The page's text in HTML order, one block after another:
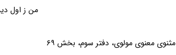
من ز اول
مثنوی معنوی مولوی، دفتر سوم، بخش ۶۹